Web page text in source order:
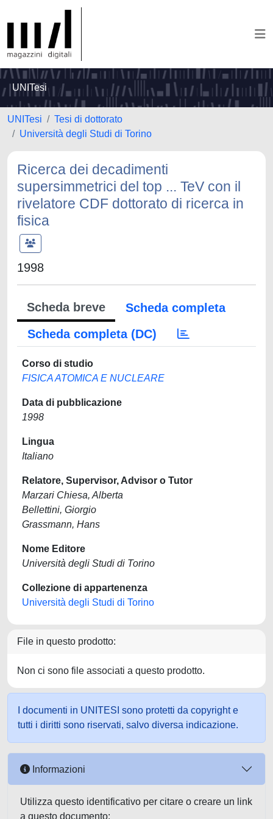
UNITesi
UNITesi
Tesi di dottorato
Università degli Studi di Torino
Ricerca dei decadimenti
supersimmetrici del top ... TeV con il
rivelatore CDF dottorato di ricerca in
fisica
1998
Scheda breve
Scheda completa
Scheda completa (DC)
Corso di studio
FISICA ATOMICA E NUCLEARE
Data di pubblicazione
1998
Lingua
Italiano
Relatore, Supervisor, Advisor o Tutor
Marzari Chiesa, Alberta
Bellettini, Giorgio
Grassmann, Hans
Nome Editore
Università degli Studi di Torino
Collezione di appartenenza
Università degli Studi di Torino
File in questo prodotto:
Non ci sono file associati a questo prodotto.
I documenti in UNITESI sono protetti da copyright e
tutti i diritti sono riservati, salvo diversa indicazione.
Informazioni
Utilizza questo identificativo per citare o creare un link
a questo documento: